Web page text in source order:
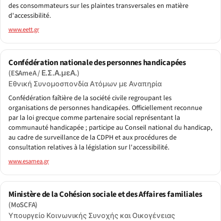
des consommateurs sur les plaintes transversales en matière
d'accessibilité.
www.eett.gr
Confédération nationale des personnes handicapées
(ESAmeA / Ε.Σ.Α.μεΑ.)
Εθνική Συνομοσπονδία Ατόμων με Αναπηρία
Confédération faîtière de la société civile regroupant les
organisations de personnes handicapées. Officiellement reconnue
par la loi grecque comme partenaire social représentant la
communauté handicapée ; participe au Conseil national du handicap,
au cadre de surveillance de la CDPH et aux procédures de
consultation relatives à la législation sur l'accessibilité.
www.esamea.gr
Ministère de la Cohésion sociale et des Affaires familiales
(MoSCFA)
Υπουργείο Κοινωνικής Συνοχής και Οικογένειας